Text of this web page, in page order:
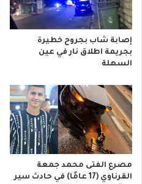
إصابة شاب بجروح خطيرة
بجريمة اطلاق نار في عين
السهلة
مصرع الفتى محمد جمعة
القرناوي (17 عامًا) في حادث سير